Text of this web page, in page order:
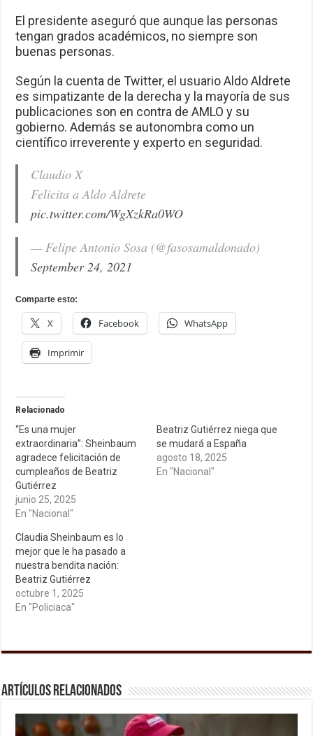
El presidente aseguró que aunque las personas
tengan grados académicos, no siempre son
buenas personas.
Según la cuenta de Twitter, el usuario Aldo Aldrete
es simpatizante de la derecha y la mayoría de sus
publicaciones son en contra de AMLO y su
gobierno. Además se autonombra como un
científico irreverente y experto en seguridad.
Claudio X
Felicita a Aldo Aldrete
pic.twitter.com/WgXzkRa0WO
— Felipe Antonio Sosa (@fasosamaldonado)
September 24, 2021
Comparte esto:
X Facebook WhatsApp
Imprimir
Relacionado
“Es una mujer
extraordinaria”: Sheinbaum
agradece felicitación de
cumpleaños de Beatriz
Gutiérrez
junio 25, 2025
En "Nacional"
Beatriz Gutiérrez niega que
se mudará a España
agosto 18, 2025
En "Nacional"
Claudia Sheinbaum es lo
mejor que le ha pasado a
nuestra bendita nación:
Beatriz Gutiérrez
octubre 1, 2025
En "Policiaca"
Artículos relacionados